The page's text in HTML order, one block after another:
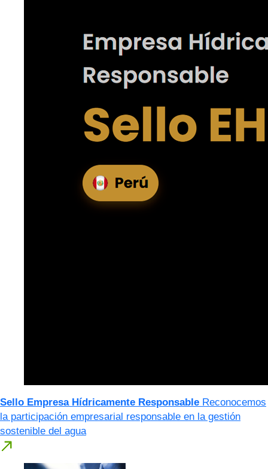
Sello Empresa Hídricamente Responsable Reconocemos
la participación empresarial responsable en la gestión
sostenible del agua